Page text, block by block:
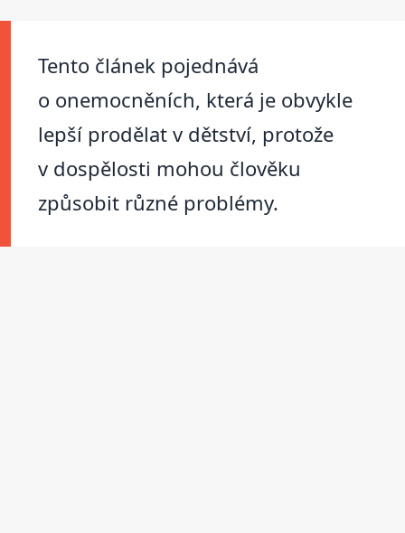
Tento článek pojednává
o onemocněních, která je obvykle
lepší prodělat v dětství, protože
v dospělosti mohou člověku
způsobit různé problémy.